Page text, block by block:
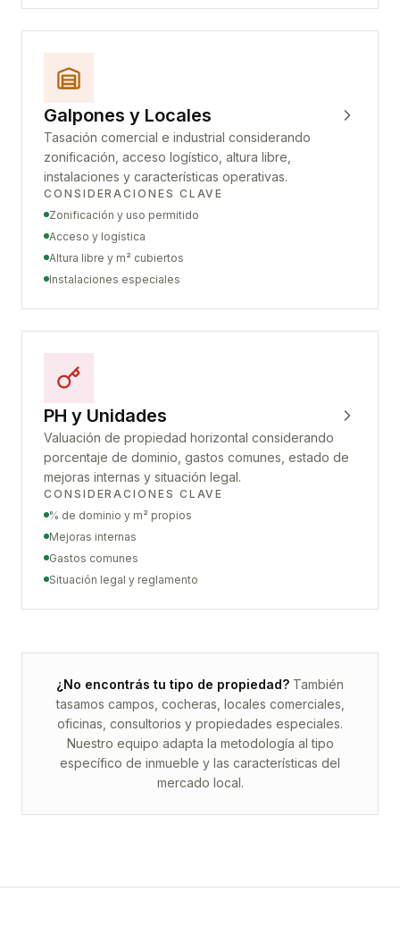
Galpones y Locales
Tasación comercial e industrial considerando
zonificación, acceso logístico, altura libre,
instalaciones y características operativas.
CONSIDERACIONES CLAVE
Zonificación y uso permitido
Acceso y logística
Altura libre y m² cubiertos
Instalaciones especiales
PH y Unidades
Valuación de propiedad horizontal considerando
porcentaje de dominio, gastos comunes, estado de
mejoras internas y situación legal.
CONSIDERACIONES CLAVE
% de dominio y m² propios
Mejoras internas
Gastos comunes
Situación legal y reglamento
¿No encontrás tu tipo de propiedad? También
tasamos campos, cocheras, locales comerciales,
oficinas, consultorios y propiedades especiales.
Nuestro equipo adapta la metodología al tipo
específico de inmueble y las características del
mercado local.